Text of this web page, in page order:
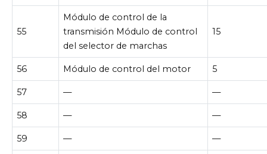
55
Módulo de control de la
transmisión Módulo de control
del selector de marchas
15
56 Módulo de control del motor 5
57 — —
58 — —
59 — —